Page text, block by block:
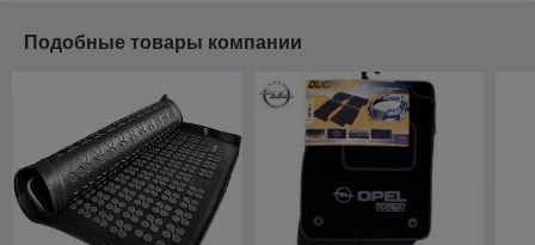
Подобные товары компании